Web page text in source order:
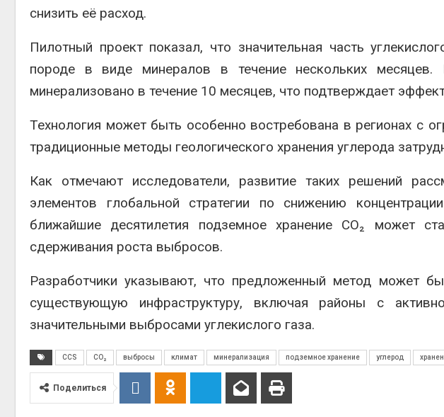
снизить её расход.
Пилотный проект показал, что значительная часть
породе в виде минералов в течение нескольких
минерализовано в течение 10 месяцев, что подтверждает
Технология может быть особенно востребована в регионах с
традиционные методы геологического хранения углерода
Как отмечают исследователи, развитие таких решений
элементов глобальной стратегии по снижению
ближайшие десятилетия подземное хранение CO₂ может
сдерживания роста выбросов.
Разработчики указывают, что предложенный метод может
существующую инфраструктуру, включая районы с
значительными выбросами углекислого газа.
CCS CO₂ выбросы климат минерализация подземное хранение углерод
Поделиться